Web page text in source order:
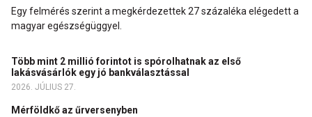
Egy felmérés szerint a megkérdezettek 27 százaléka elégedett a
magyar egészségüggyel.
Több mint 2 millió forintot is spórolhatnak az első
lakásvásárlók egy jó bankválasztással
2026. JÚLIUS 27.
Mérföldkő az űrversenyben